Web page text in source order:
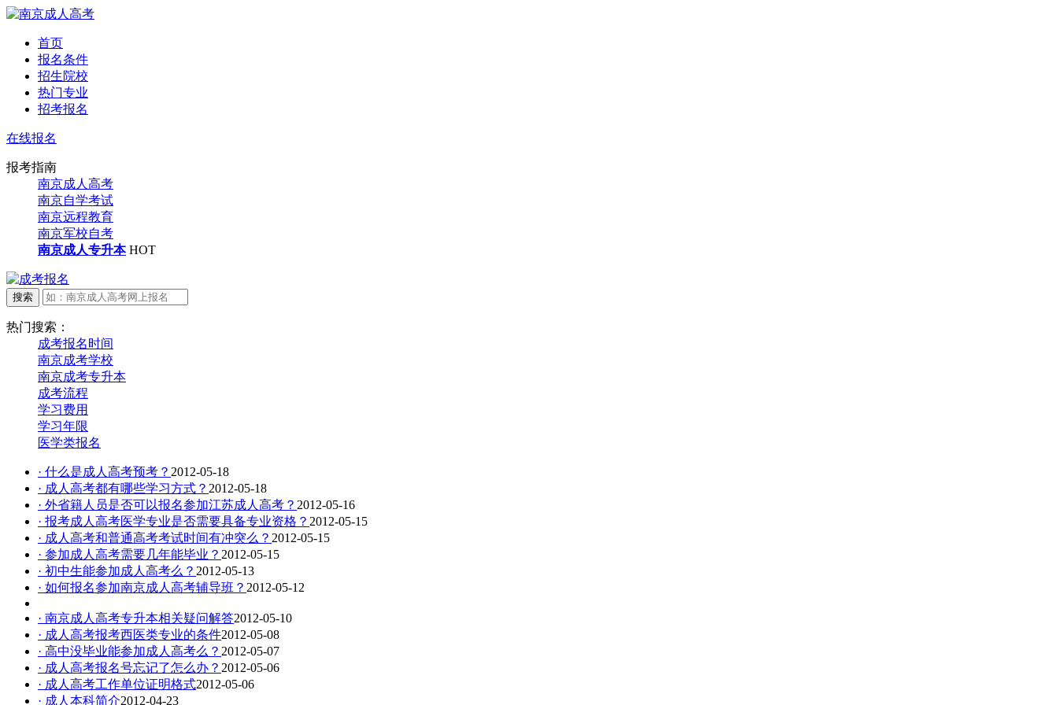
首页
报名条件
招生院校
热门专业
招考报名
在线报名
报考指南
南京成人高考
南京自学考试
南京远程教育
南京军校自考
南京成人专升本 HOT
热门搜索：
成考报名时间
南京成考学校
南京成考专升本
成考流程
学习费用
学习年限
医学类报名
· 什么是成人高考预考？ 2012-05-18
· 成人高考都有哪些学习方式？ 2012-05-18
· 外省籍人员是否可以报名参加江苏成人高考？ 2012-05-16
· 报考成人高考医学专业是否需要具备专业资格？ 2012-05-15
· 成人高考和普通高考考试时间有冲突么？ 2012-05-15
· 参加成人高考需要几年能毕业？ 2012-05-15
· 初中生能参加成人高考么？ 2012-05-13
· 如何报名参加南京成人高考辅导班？ 2012-05-12
· 南京成人高考专升本相关疑问解答2012-05-10
· 成人高考报考西医类专业的条件2012-05-08
· 高中没毕业能参加成人高考么？ 2012-05-07
· 成人高考报名号忘记了怎么办？ 2012-05-06
· 成人高考工作单位证明格式2012-05-06
· 成人本科简介2012-04-23